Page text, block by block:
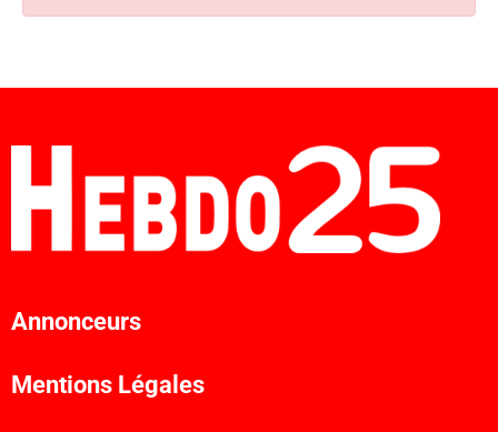
Annonceurs
Mentions Légales